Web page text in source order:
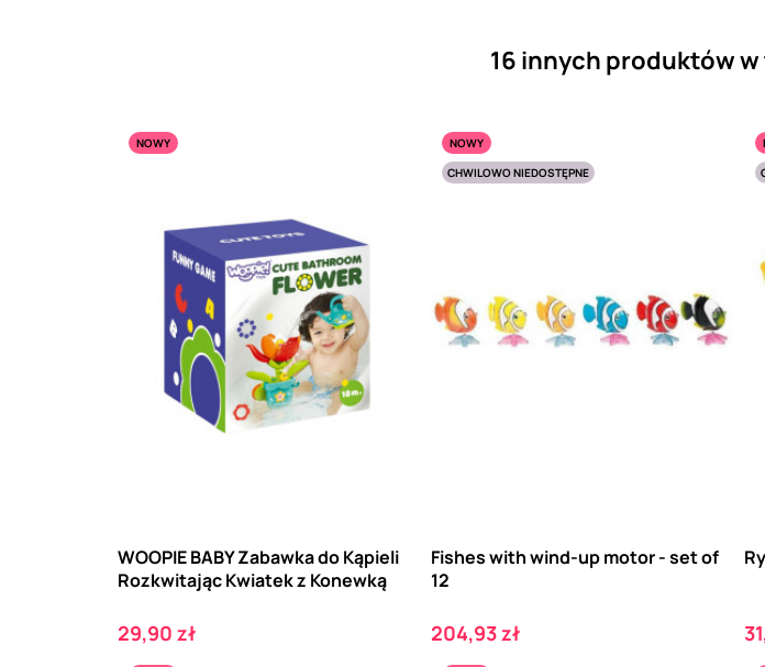
16 innych produktów
NOWY
WOOPIE BABY Zabawka do Kąpieli
Rozkwitając Kwiatek z Konewką
Cena
29,90 zł
NOWY
CHWILOWO NIEDOSTĘPNE
Fishes with wind-up motor - set of
12
Cena
204,93 zł